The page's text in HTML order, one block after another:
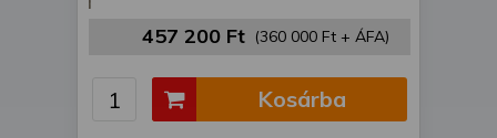
457 200 Ft (360 000 Ft + ÁFA)
Kosárba
adatokat és azonosítási információkat
kattintva hozzájárulhat ahhoz, hogy mi
és a partnereink a fent leírtak szerint
adatkezelést végezzünk. Másik